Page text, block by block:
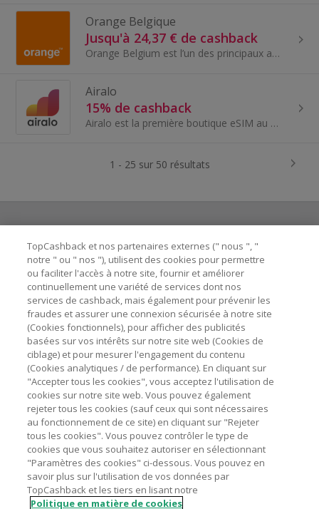
Orange Belgique
Jusqu'à 24,37 € de cashback
Orange Belgium est l’un des principaux acteurs du marché des télécommunications en Belgique et au Luxembourg (par l’intermédiaire de sa filiale Ora...
Airalo
15% de cashback
Airalo est la première boutique eSIM au monde qui résout le problème des factures d'itinérance élevées en vous donnant accès à des eSIM (cartes SIM...
1 - 25 sur 50 résultats
Besoin d'aide ?
Astuces pour économiser
A propos de
Contactez-nous
Mentions légales
Nos sites UK US CN JP DE AU
TopCashback et nos partenaires externes (" nous ", "
notre " ou " nos "), utilisent des cookies pour permettre
ou faciliter l'accès à notre site, fournir et améliorer
continuellement une variété de services dont nos
services de cashback, mais également pour prévenir les
fraudes et assurer une connexion sécurisée à notre site
(Cookies fonctionnels), pour afficher des publicités
basées sur vos intérêts sur notre site web (Cookies de
ciblage) et pour mesurer l'engagement du contenu
(Cookies analytiques / de performance). En cliquant sur
"Accepter tous les cookies", vous acceptez l'utilisation de
cookies sur notre site web. Vous pouvez également
rejeter tous les cookies (sauf ceux qui sont nécessaires
au fonctionnement de ce site) en cliquant sur "Rejeter
tous les cookies". Vous pouvez contrôler le type de
cookies que vous souhaitez autoriser en sélectionnant
"Paramètres des cookies" ci-dessous. Vous pouvez en
savoir plus sur l'utilisation de vos données par
TopCashback et les tiers en lisant notre
Politique en matière de cookies